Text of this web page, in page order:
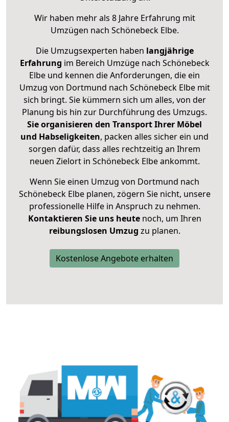
Wir haben mehr als 8 Jahre Erfahrung mit
Umzügen nach Schönebeck Elbe.
Die Umzugsexperten haben langjährige
Erfahrung im Bereich Umzüge nach Schönebeck
Elbe und kennen die Anforderungen, die ein
Umzug von Dortmund nach Schönebeck Elbe mit
sich bringt. Sie kümmern sich um alles, von der
Planung bis hin zur Durchführung des Umzugs.
Sie organisieren den Transport Ihrer Möbel
und Habseligkeiten, packen alles sicher ein und
sorgen dafür, dass alles rechtzeitig an Ihrem
neuen Zielort in Schönebeck Elbe ankommt.
Wenn Sie einen Umzug von Dortmund nach
Schönebeck Elbe planen, zögern Sie nicht, unsere
professionelle Hilfe in Anspruch zu nehmen.
Kontaktieren Sie uns heutenoch, um Ihren
reibungslosen Umzug zu planen.
Kostenlose Angebote erhalten